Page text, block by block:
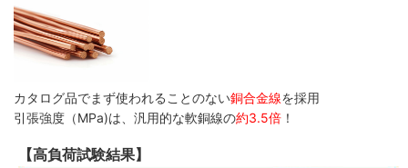
カタログ品でまず使われることのない銅合金線を採用
引張強度（MPa)は、汎用的な軟銅線の約3.5倍 ！
【高負荷試験結果】